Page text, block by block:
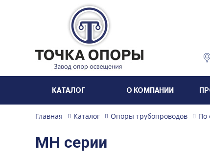
КАТАЛОГ О КОМПАНИИ
Главная Каталог Опоры трубопроводов По
МН серии